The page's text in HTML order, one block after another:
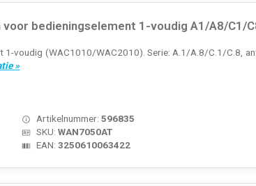
bedieningselement 1-voudig A1/A8/C1/
voudig (WAC1010/WAC2010). Serie: A.1/A.8/C.1/C.8,
»
Artikelnummer:596835
SKU:WAN7050AT
EAN:3250610063422